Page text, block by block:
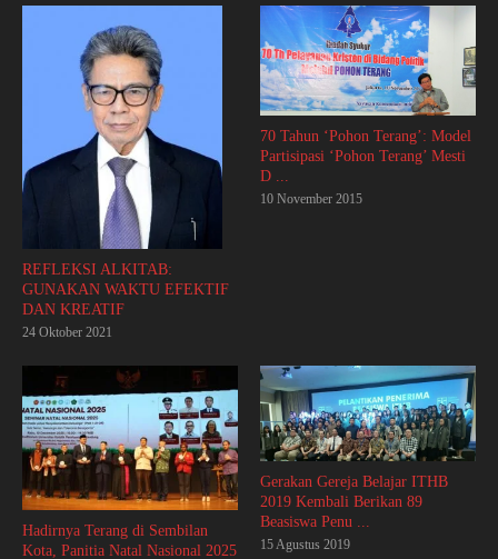
REFLEKSI ALKITAB:
GUNAKAN WAKTU EFEKTIF
DAN KREATIF
24 Oktober 2021
70 Tahun ‘Pohon Terang’: Model
Partisipasi ‘Pohon Terang’ Mesti
D ...
10 November 2015
Hadirnya Terang di Sembilan
Kota, Panitia Natal Nasional 2025
Gerakan Gereja Belajar ITHB
2019 Kembali Berikan 89
Beasiswa Penu ...
15 Agustus 2019